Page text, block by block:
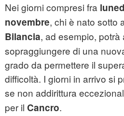
Nei giorni compresi fra
novembre, chi è nato sotto
Bilancia, ad esempio, potrà
sopraggiungere di una
grado da permettere il
difficoltà. I giorni in arrivo si
se non addirittura
per il Cancro.